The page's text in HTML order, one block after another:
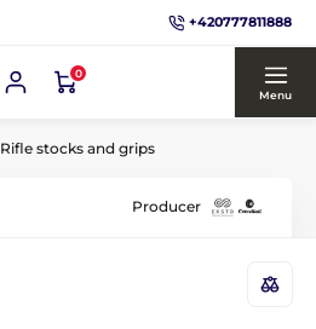
+420777811888
0
Menu
Rifle stocks and grips
Producer